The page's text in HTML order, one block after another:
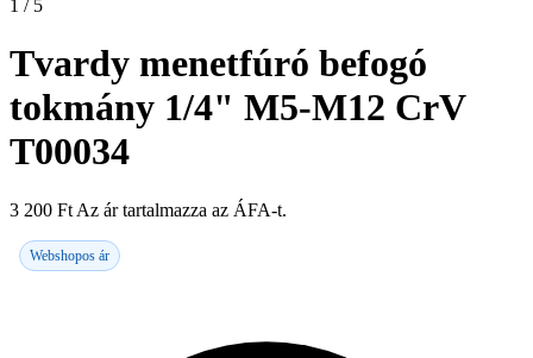
1 / 5
Tvardy menetfúró befogó
tokmány 1/4" M5-M12 CrV
T00034
3 200 Ft Az ár tartalmazza az ÁFA-t.
Webshopos ár